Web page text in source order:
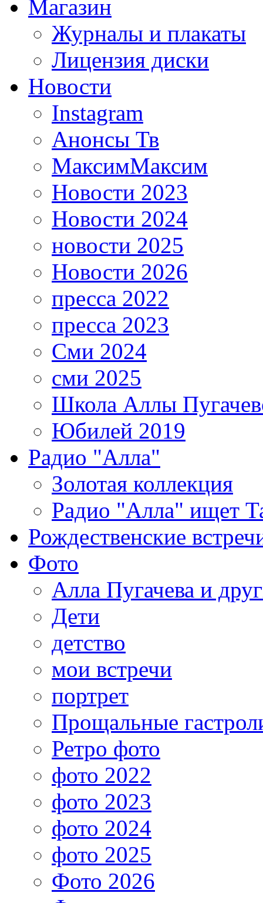
Магазин
Журналы и плакаты
Лицензия диски
Новости
Instagram
Анонсы Тв
МаксимМаксим
Новости 2023
Новости 2024
новости 2025
Новости 2026
пресса 2022
пресса 2023
Сми 2024
сми 2025
Школа Аллы
Юбилей 2019
Радио "Алла"
Золотая коллекция
Радио "Алла" ищет
Рождественские
Фото
Алла Пугачева и
Дети
детство
мои встречи
портрет
Прощальные
Ретро фото
фото 2022
фото 2023
фото 2024
фото 2025
Фото 2026